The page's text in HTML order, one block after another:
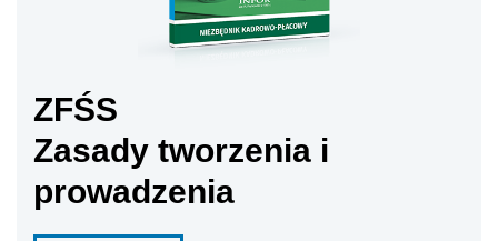
ZFŚS
Zasady tworzenia i
prowadzenia